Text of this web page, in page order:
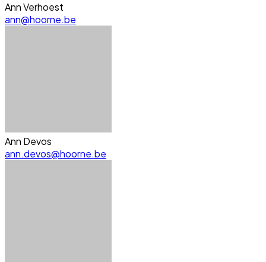
Ann Verhoest
ann@hoorne.be
Ann Devos
ann.devos@hoorne.be